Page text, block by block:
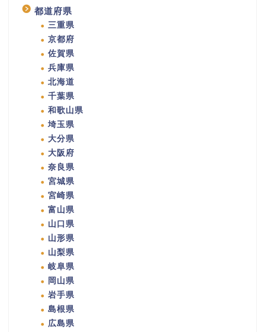
都道府県
三重県
京都府
佐賀県
兵庫県
北海道
千葉県
和歌山県
埼玉県
大分県
大阪府
奈良県
宮城県
宮崎県
富山県
山口県
山形県
山梨県
岐阜県
岡山県
岩手県
島根県
広島県